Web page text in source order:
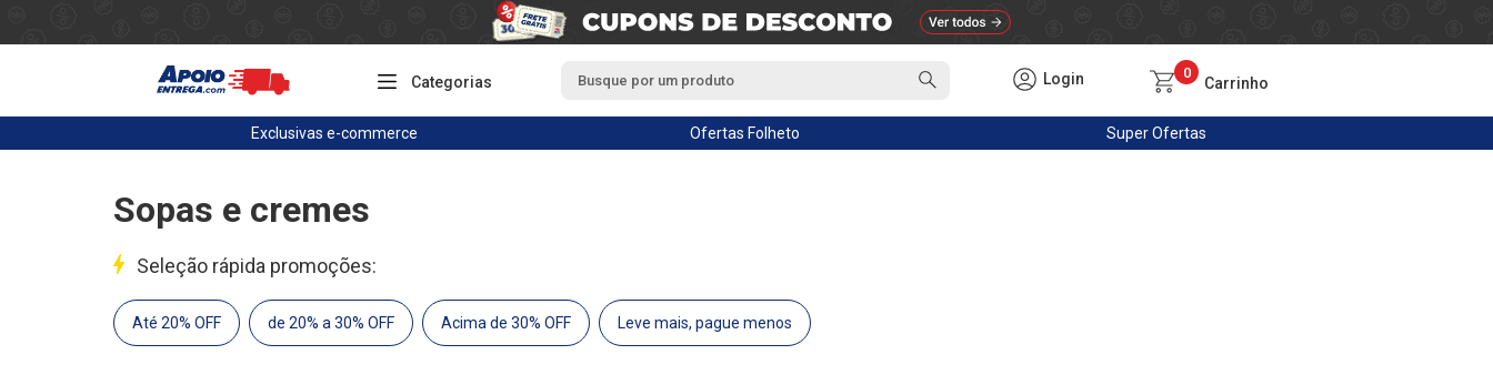
Categorias Login 0
Carrinho
Exclusivas e-commerce Ofertas Folheto SuperOfertas
Sopas e cremes
Seleção rápida promoções:
Até 20% OFF de 20% a 30% OFF Acima de 30% OFF Leve mais, pague menos